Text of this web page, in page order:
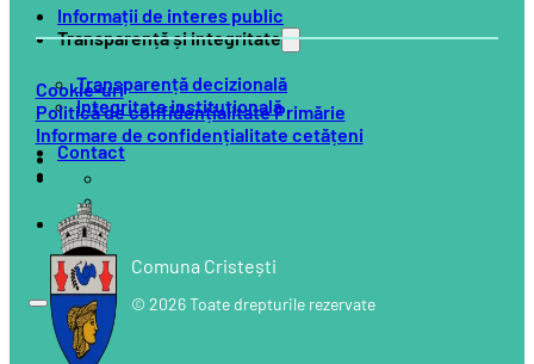
Informații de interes public
Transparență și integritate
Transparență decizională
Integritate instituțională
Contact
Comuna Cristești
© 2026 Toate drepturile rezervate
Cookie-uri
Politică de confidențialitate Primărie
Informare de confidențialitate cetățeni